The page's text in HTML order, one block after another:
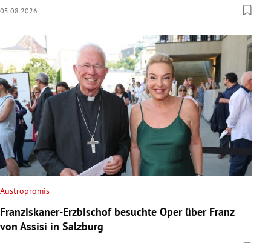
05.08.2026
Austropromis
Franziskaner-Erzbischof besuchte Oper über Franz
von Assisi in Salzburg